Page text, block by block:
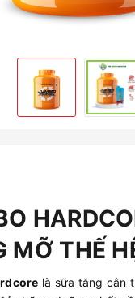
MỠ THẾ
là sữa tăng cân